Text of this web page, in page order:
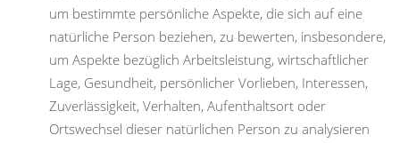
um bestimmte persönliche Aspekte, die sich auf eine
natürliche Person beziehen, zu bewerten, insbesondere,
um Aspekte bezüglich Arbeitsleistung, wirtschaftlicher
Lage, Gesundheit, persönlicher Vorlieben, Interessen,
Zuverlässigkeit, Verhalten, Aufenthaltsort oder
Ortswechsel dieser natürlichen Person zu analysieren